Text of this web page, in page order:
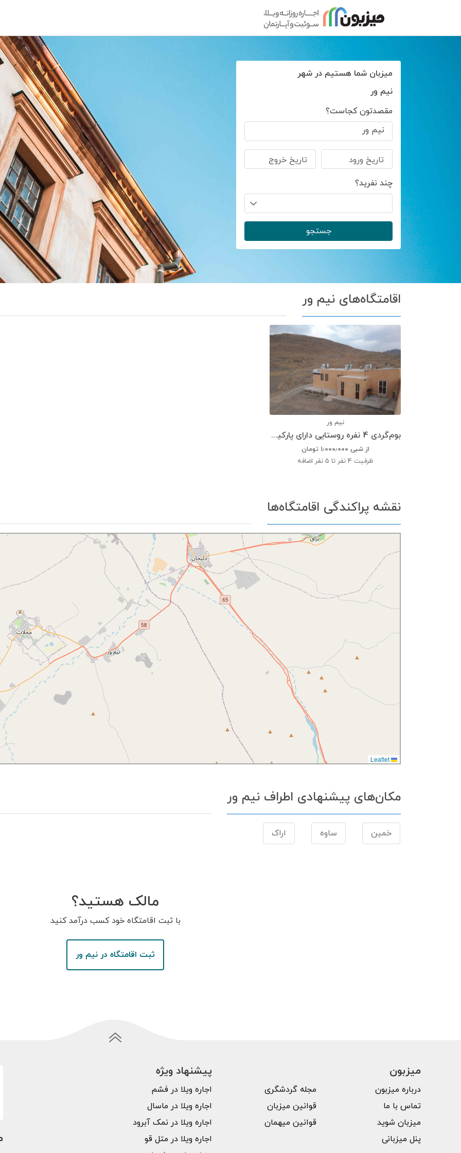
میزبان شما هستیم در شهر
نیم ور
مقصدتون کجاست؟
نیم ور
تاریخ ورود تاریخ خروج
چند نفرید؟
جستجو
اقامتگاه‌های نیم ور
نیم ور
بوم‌گردی 4 نفره روستایی دارای پارکینگ
از شبی ۱٫۰۰۰٫۰۰۰ تومان
ظرفیت 4 نفر تا 5 نفر اضافه
نقشه پراکندگی اقامتگاه‌ها
مکان‌های پیشنهادی اطراف نیم ور
خمین ساوه اراک
مالک هستید؟
با ثبت اقامتگاه خود کسب درآمد کنید
ثبت اقامتگاه در نیم ور
میزبون
درباره میزبون
تماس با ما
میزبان شوید
پنل میزبانی
مجله گردشگری
قوانین میزبان
قوانین میهمان
پیشنهاد ویژه
اجاره ویلا در فشم
اجاره ویلا در ماسال
اجاره ویلا در نمک آبرود
اجاره ویلا در متل قو